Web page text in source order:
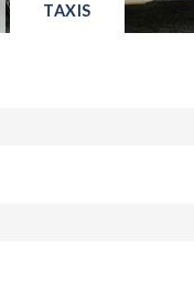
TAXIS